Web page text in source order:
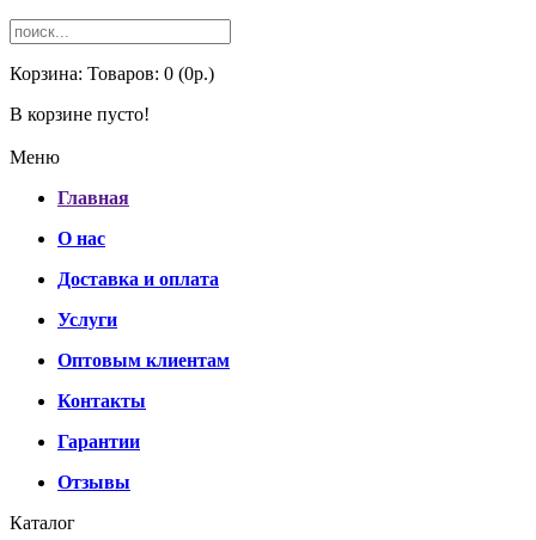
Корзина: Товаров: 0 (0р.)
В корзине пусто!
Меню
Главная
О нас
Доставка и оплата
Услуги
Оптовым клиентам
Контакты
Гарантии
Отзывы
Каталог